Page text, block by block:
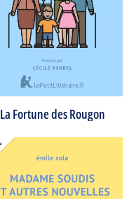
La Fortune des Rougon